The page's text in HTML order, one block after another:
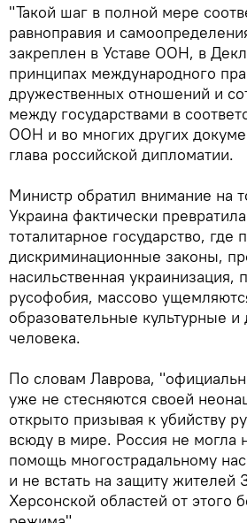
"Такой шаг в полной мере
равноправия и
закреплен в Уставе ООН, в
принципах международного
дружественных отношений и
между государствами в
ООН и во многих других
глава российской дипломатии.
Министр обратил внимание на
Украина фактически
тоталитарное государство, где
дискриминационные законы,
насильственная украинизация,
русофобия, массово
образовательные культурные и
человека.
По словам Лаврова,
уже не стесняются своей
открыто призывая к убийству
всюду в мире. Россия не могла
помощь многострадальному
и не встать на защиту жителей
Херсонской областей от этого